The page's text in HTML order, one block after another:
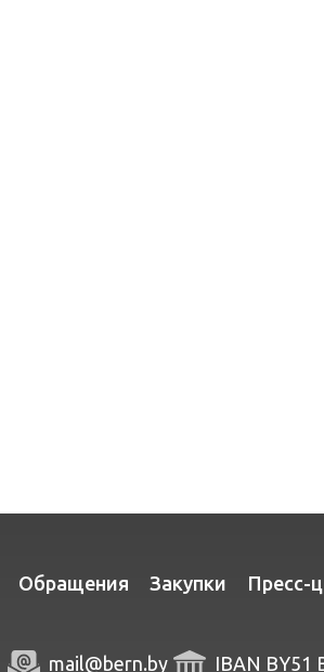
Обращения Закупки Пресс-
mail@bern.by IBAN BY51